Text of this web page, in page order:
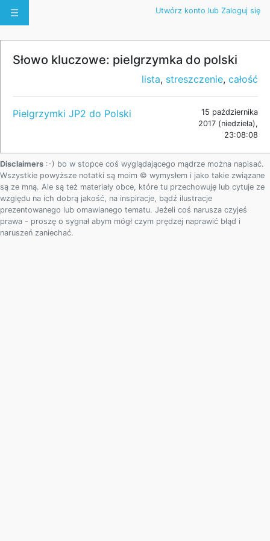
☰ Utwórz konto lub Zaloguj się
Słowo kluczowe: pielgrzymka do polski
lista, streszczenie, całość
Pielgrzymki JP2 do Polski
15 października
2017 (niedziela),
23:08:08
Disclaimers :-) bo w stopce coś wyglądającego mądrze można napisać.
Wszystkie powyższe notatki są moim © wymysłem i jako takie związane
są ze mną. Ale są też materiały obce, które tu przechowuję lub cytuje ze
względu na ich dobrą jakość, na inspiracje, bądź ilustracje
prezentowanego lub omawianego tematu. Jeżeli coś narusza czyjeś
prawa - proszę o sygnał abym mógł czym prędzej naprawić błąd i
naruszeń zaniechać.